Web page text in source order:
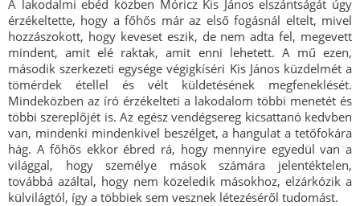
A lakodalmi ebéd közben Móricz Kis János elszántságát úgy
érzékeltette, hogy a főhős már az első fogásnál eltelt, mivel
hozzászokott, hogy keveset eszik, de nem adta fel, megevett
mindent, amit elé raktak, amit enni lehetett. A mű ezen,
második szerkezeti egysége végigkíséri Kis János küzdelmét a
tömérdek étellel és vélt küldetésének megfeneklését.
Mindeközben az író érzékelteti a lakodalom többi menetét és
többi szereplőjét is. Az egész vendégsereg kicsattanó kedvben
van, mindenki mindenkivel beszélget, a hangulat a tetőfokára
hág. A főhős ekkor ébred rá, hogy mennyire egyedül van a
világgal, hogy személye mások számára jelentéktelen,
továbbá azáltal, hogy nem közeledik másokhoz, elzárkózik a
külvilágtól, így a többiek sem vesznek létezéséről tudomást.